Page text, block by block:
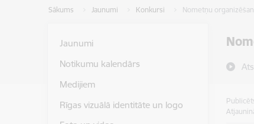
Sākums Jaunumi Konkursi Nometņu
Jaunumi
Notikumu kalendārs
Medijiem
Rīgas vizuālā identitāte un logo